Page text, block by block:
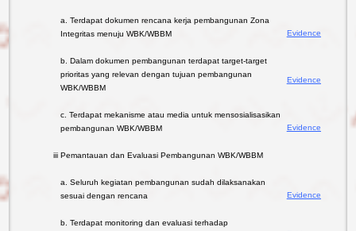
a. Terdapat dokumen rencana kerja pembangunan Zona
Integritas menuju WBK/WBBM
Evidence
b. Dalam dokumen pembangunan terdapat target-target
prioritas yang relevan dengan tujuan pembangunan
WBK/WBBM
Evidence
c. Terdapat mekanisme atau media untuk mensosialisasikan
pembangunan WBK/WBBM
Evidence
iii Pemantauan dan Evaluasi Pembangunan WBK/WBBM
a. Seluruh kegiatan pembangunan sudah dilaksanakan
sesuai dengan rencana
Evidence
b. Terdapat monitoring dan evaluasi terhadap
Berita
Umum
Kegiatan
Photo Gallery
Fasilitas
Ruangan
Hubungi
Kami
Sosial
Virtual /
Birokrasi
Integritas
Area 1
Area 3
Area 6